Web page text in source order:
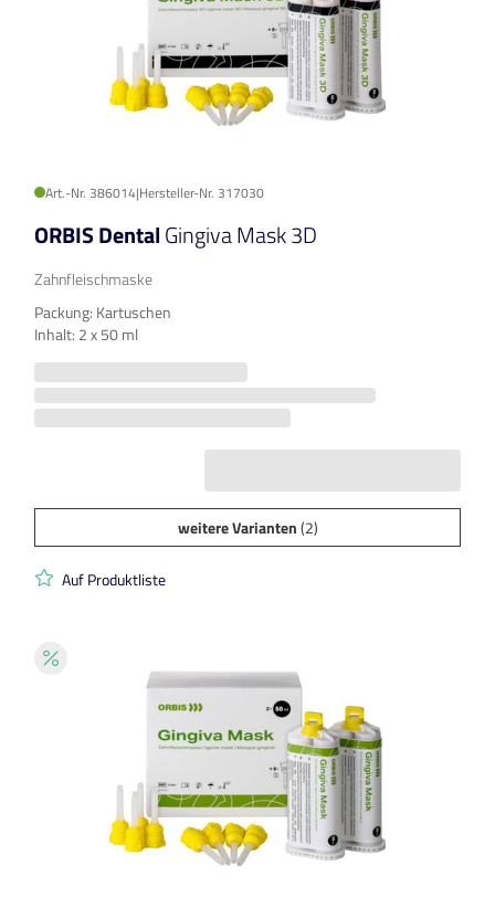
Art.-Nr. 386014|Hersteller-Nr. 317030
ORBIS DentalGingiva Mask 3D
Zahnfleischmaske
Packung: Kartuschen
Inhalt: 2 x 50 ml
weitere Varianten(2)
Auf Produktliste